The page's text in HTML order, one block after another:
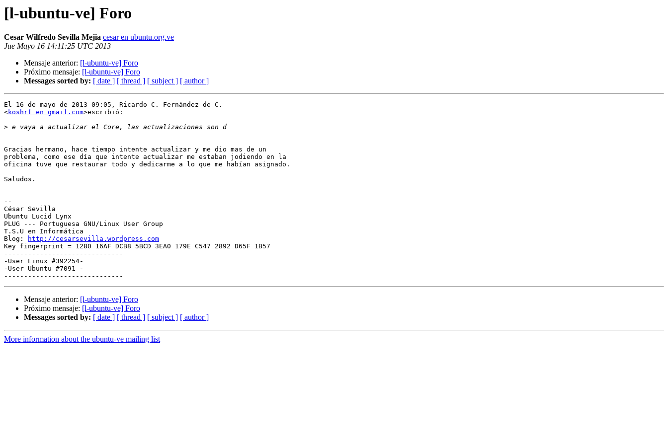
[l-ubuntu-ve] Foro
Cesar Wilfredo Sevilla Mejia cesar en ubuntu.org.ve
Jue Mayo 16 14:11:25 UTC 2013
Mensaje anterior: [l-ubuntu-ve] Foro
Próximo mensaje: [l-ubuntu-ve] Foro
Messages sorted by: [ date ] [ thread ] [ subject ] [ author ]
El 16 de mayo de 2013 09:05, Ricardo C. Fernández de C.
<koshrf en gmail.com>escribió:
>
Gracias hermano, hace tiempo intente actualizar y me dio mas de un
problema, como ese día que intente actualizar me estaban jodiendo en la
oficina tuve que restaurar todo y dedicarme a lo que me habían asignado.
Saludos.
--
César Sevilla
Ubuntu Lucid Lynx
PLUG --- Portuguesa GNU/Linux User Group
T.S.U en Informática
Blog:
http://cesarsevilla.wordpress.com
Key fingerprint = 1280 16AF DCB8 5BCD 3EA0 179E C547 2892 D65F 1B57
------------------------------
-User Linux #392254-
-User Ubuntu #7091 -
Mensaje anterior: [l-ubuntu-ve] Foro
Próximo mensaje: [l-ubuntu-ve] Foro
Messages sorted by: [ date ] [ thread ] [ subject ] [ author ]
More information about the ubuntu-ve mailing list